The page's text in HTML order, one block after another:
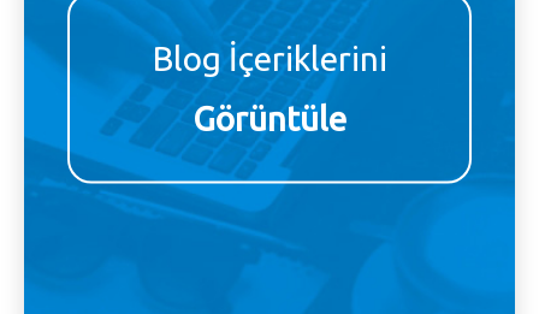
Blog İçeriklerini
Görüntüle